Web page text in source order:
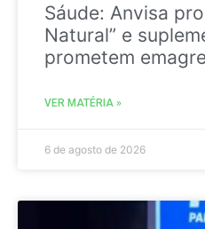
Sáude: Anvisa
Natural” e
prometem
VER MATÉRIA »
6 de agosto de 2026